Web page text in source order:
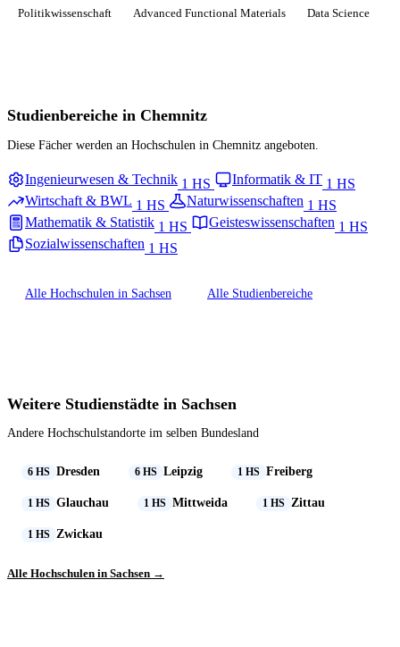
Politikwissenschaft Advanced Functional Materials Data Science
Studienbereiche in Chemnitz
Diese Fächer werden an Hochschulen in Chemnitz angeboten.
Ingenieurwesen & Technik 1 HS Informatik & IT 1 HS
Wirtschaft & BWL 1 HS Naturwissenschaften 1 HS
Mathematik & Statistik 1 HS Geisteswissenschaften 1 HS
Sozialwissenschaften 1 HS
Alle Hochschulen in Sachsen Alle Studienbereiche
Weitere Studienstädte in Sachsen
Andere Hochschulstandorte im selben Bundesland
6 HS Dresden 6 HS Leipzig 1 HS Freiberg
1 HS Glauchau 1 HS Mittweida 1 HS Zittau
1 HS Zwickau
Alle Hochschulen in Sachsen →